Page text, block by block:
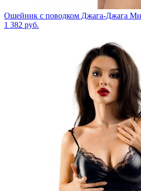
Ошейник с поводком Джага-Джага
1 382 руб.